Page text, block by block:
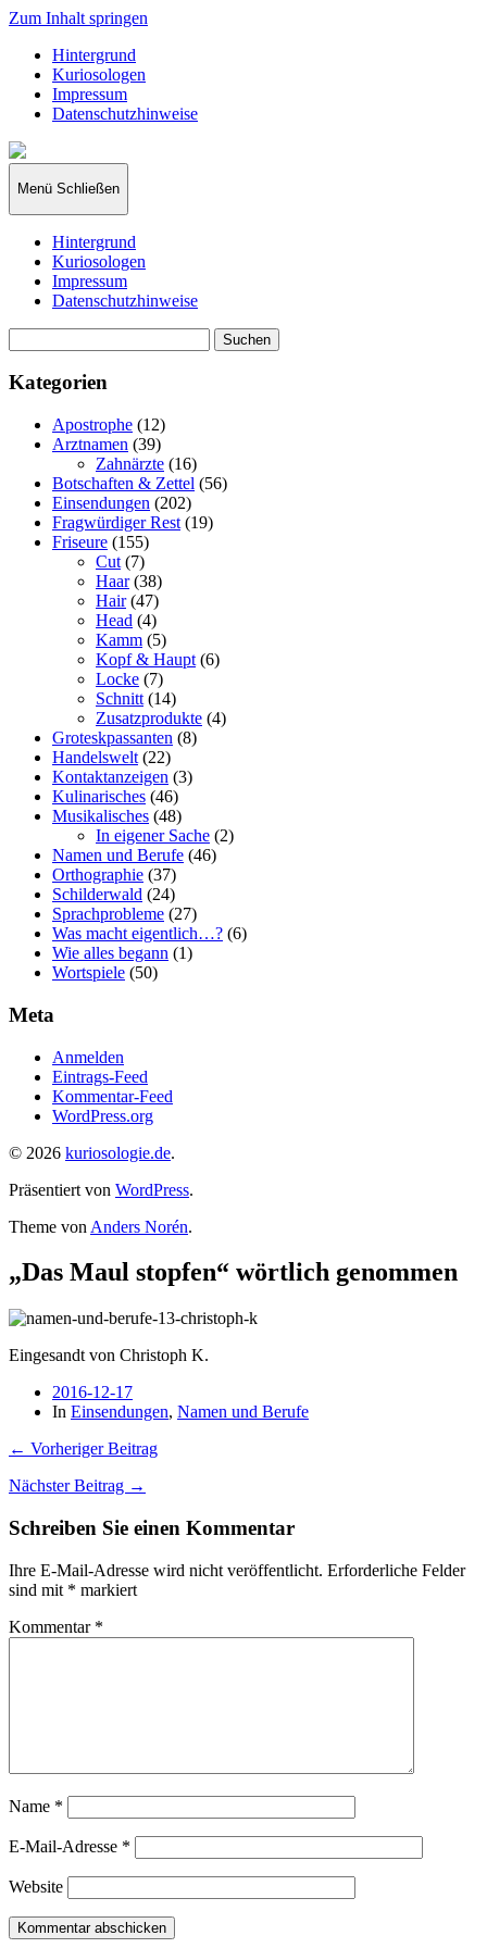
Zum Inhalt springen
Hintergrund
Kuriosologen
Impressum
Datenschutzhinweise
kuriosologie.de
Menü Schließen
Hintergrund
Kuriosologen
Impressum
Datenschutzhinweise
nach:
Kategorien
Apostrophe (12)
Arztnamen (39)
Zahnärzte (16)
Botschaften & Zettel (56)
Einsendungen (202)
Fragwürdiger Rest (19)
Friseure (155)
Cut (7)
Haar(38)
Hair(47)
Head (4)
Kamm (5)
Kopf & Haupt (6)
Locke (7)
Schnitt (14)
Zusatzprodukte (4)
Groteskpassanten (8)
Handelswelt (22)
Kontaktanzeigen (3)
Kulinarisches (46)
Musikalisches (48)
In eigener Sache (2)
Namen und Berufe (46)
Orthographie (37)
Schilderwald (24)
Sprachprobleme (27)
Was macht eigentlich…? (6)
Wie alles begann (1)
Wortspiele (50)
Meta
Anmelden
Eintrags-Feed
Kommentar-Feed
WordPress.org
© 2026 kuriosologie.de.
Präsentiert von WordPress.
Theme von Anders Norén.
„Das Maul stopfen“ wörtlich genommen
Eingesandt von Christoph K.
2016-12-17
In Einsendungen, Namen und Berufe
← Vorheriger Beitrag
Nächster Beitrag →
Schreiben Sie einen Kommentar
Ihre E-Mail-Adresse wird nicht veröffentlicht. Erforderliche Felder
sind mit * markiert
Kommentar *
Name *
E-Mail-Adresse *
Website